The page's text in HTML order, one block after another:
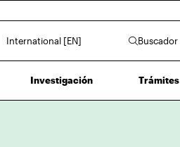
International [EN] Buscador
Investigación Trámites